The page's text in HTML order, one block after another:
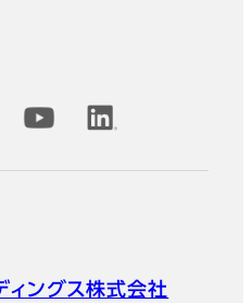
ィングス株式会社